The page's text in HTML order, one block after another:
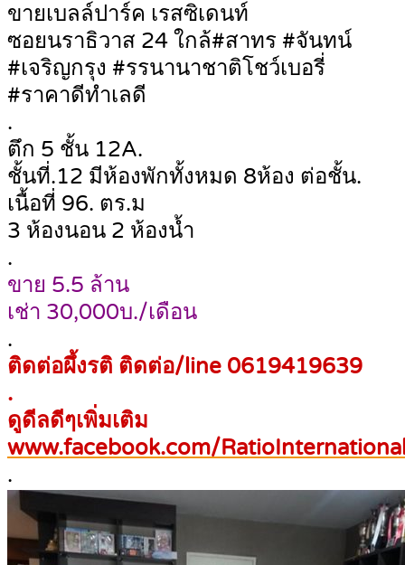
ขายเบลล์ปาร์ค เรสซิเดนท์
ซอยนราธิวาส 24 ใกล้#สาทร #จันทน์
#เจริญกรุง #รรนานาชาติโชว์เบอรี่
#ราคาดีทำเลดี
.
ตึก 5 ชั้น 12A.
ชั้นที่.12 มีห้องพักทั้งหมด 8ห้อง ต่อชั้น.
เนื้อที่ 96. ตร.ม
3 ห้องนอน 2 ห้องน้ำ
.
ขาย 5.5 ล้าน
เช่า 30,000บ./เดือน
.
ติดต่อผึ้งรติ ติดต่อ/line 0619419639
.
ดูดีลดีๆเพิ่มเติม
www.facebook.com/
.